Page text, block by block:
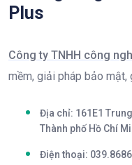
Plus
Công ty TNHH công
mềm, giải pháp bảo mật,
Địa chỉ: 161E1
Thành phố Hồ Chí
Điện thoại: